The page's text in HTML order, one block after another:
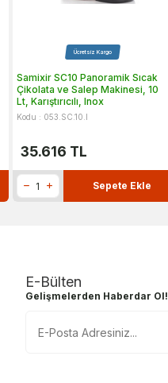
Ücretsiz Kargo
Samixir SC10 Panoramik Sıcak
Çikolata ve Salep Makinesi, 10
Lt, Karıştırıcılı, Inox
Kodu : 053.SC.10.I
35.616 TL
Sepete Ekle
E-Bülten
Gelişmelerden Haberdar Ol!